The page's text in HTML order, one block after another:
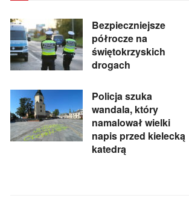
Bezpieczniejsze
półrocze na
świętokrzyskich
drogach
Policja szuka
wandala, który
namalował wielki
napis przed kielecką
katedrą